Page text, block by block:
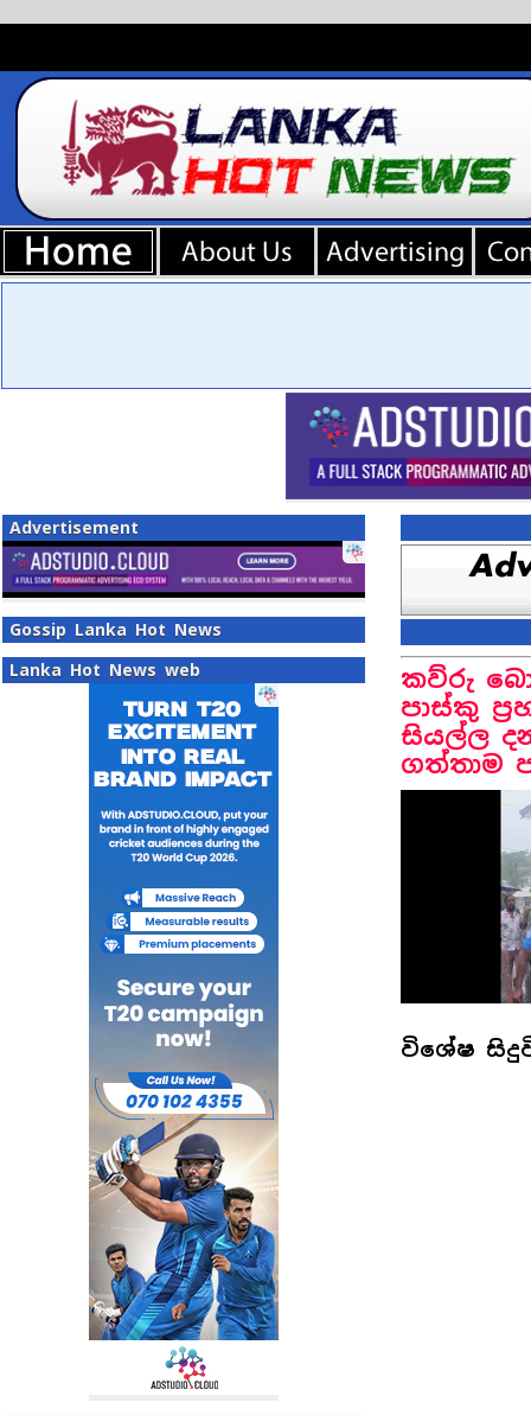
Advertisement
Gossip Lanka Hot News
Lanka Hot News web
කව්රු
පාස්කු
සියල්ල
ගත්තාම
විශේෂ